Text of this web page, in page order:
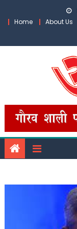
Home
About Us